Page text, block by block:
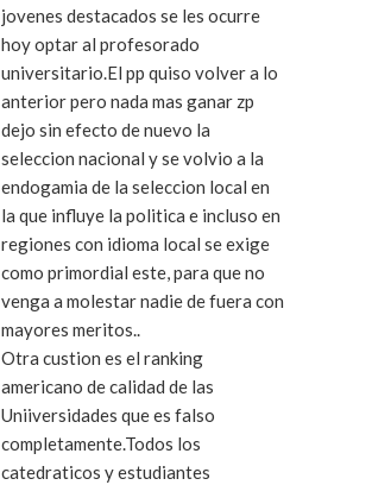
jovenes destacados se les ocurre
hoy optar al profesorado
universitario.El pp quiso volver a lo
anterior pero nada mas ganar zp
dejo sin efecto de nuevo la
seleccion nacional y se volvio a la
endogamia de la seleccion local en
la que influye la politica e incluso en
regiones con idioma local se exige
como primordial este, para que no
venga a molestar nadie de fuera con
mayores meritos..
Otra custion es el ranking
americano de calidad de las
Uniiversidades que es falso
completamente.Todos los
catedraticos y estudiantes